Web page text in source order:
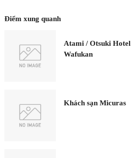
Điểm xung quanh
Atami / Otsuki Hotel
Wafukan
Khách sạn Micuras